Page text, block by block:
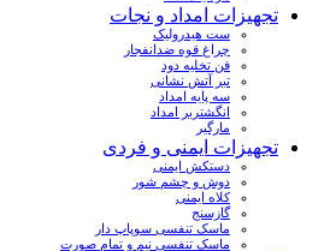
تجهیزات امداد و نجات
ست هیدرولیک
چراغ قوه ضدانفجار
فن تخلیه دود
تبر آتش نشانی
سه پایه امداد
انگشتربر امداد
مارگیر
تجهیزات ایمنی و فردی
دستکش ایمنی
دوش و چشم شور
کلاه ایمنی
گازسنج
ماسک تنفسی سوپاپ دار
ماسک تنفسی نیم و تمام صورت